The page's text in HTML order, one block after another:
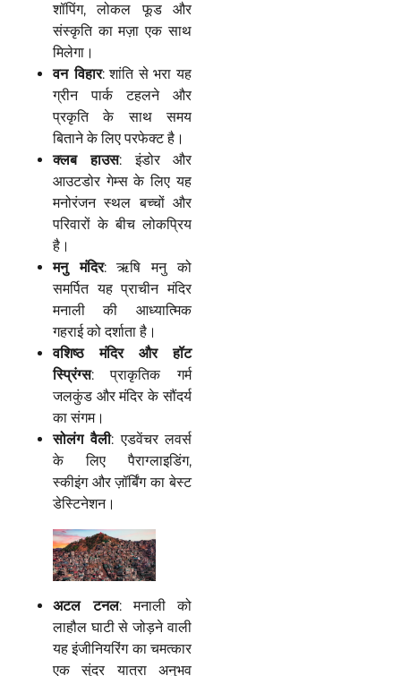
शॉपिंग, लोकल फूड और
संस्कृति का मज़ा एक साथ
मिलेगा।
वन विहार: शांति से भरा यह
ग्रीन पार्क टहलने और
प्रकृति के साथ समय
बिताने के लिए परफेक्ट है।
क्लब
हाउस: इंडोर और
आउटडोर गेम्स के लिए यह
मनोरंजन स्थल बच्चों और
परिवारों के बीच लोकप्रिय
है।
मनु
मंदिर: ऋषि मनु को
समर्पित यह प्राचीन मंदिर
मनाली की आध्यात्मिक
गहराई को दर्शाता है।
वशिष्ठ
मंदिर और
हॉट
स्प्रिंग्स: प्राकृतिक गर्म
जलकुंड और मंदिर के सौंदर्य
का संगम।
सोलंग वैली: एडवेंचर लवर्स
के लिए पैराग्लाइडिंग,
स्कीइंग और ज़ॉर्बिंग का बेस्ट
डेस्टिनेशन।
अटल टनल: मनाली को
लाहौल घाटी से जोड़ने वाली
यह इंजीनियरिंग का चमत्कार
एक सुंदर यात्रा अनुभव